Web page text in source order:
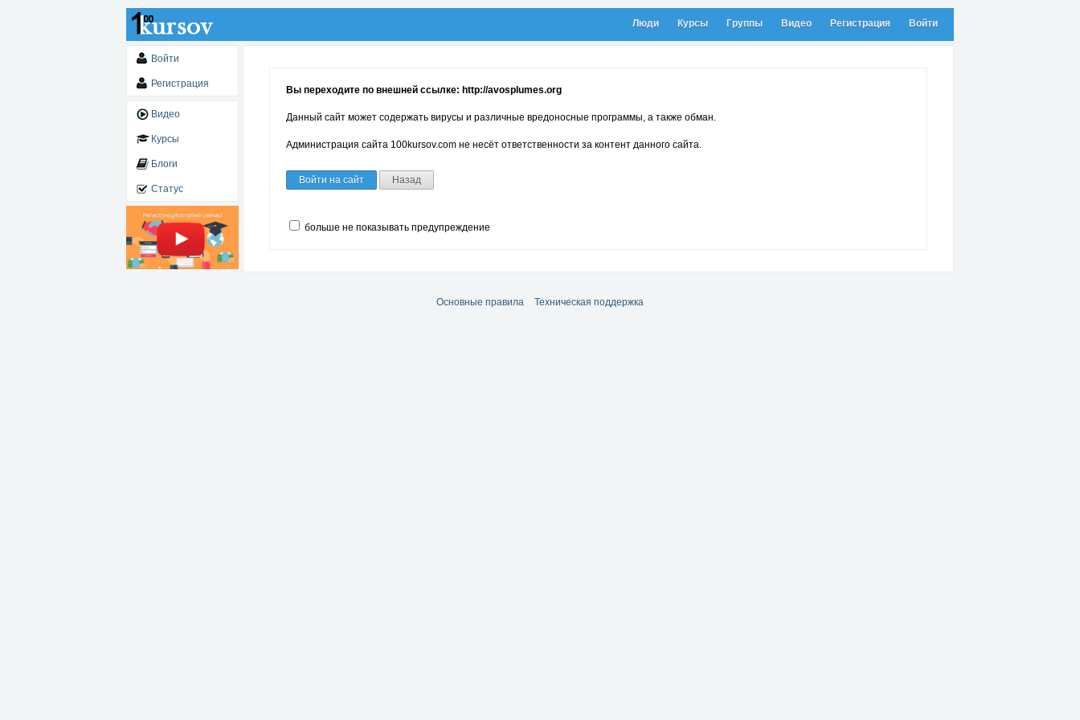
Люди Курсы Группы Видео Регистрация Войти
Войти
Регистрация
Видео
Курсы
Блоги
Статус
Вы переходите по внешней ссылке: http://avosplumes.org
Данный сайт может содержать вирусы и различные вредоносные программы, а также обман.
Администрация сайта 100kursov.com не несёт ответственности за контент данного сайта.
Войти на сайт Назад
больше не показывать предупреждение
Основные правила Техническая поддержка